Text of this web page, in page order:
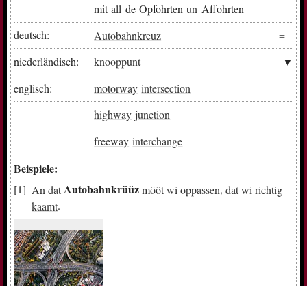
mit all de Opfohrtenun Affohrten
deutsch:
Autobahnkreuz
niederländisch:
knooppunt
englisch:
motorway intersection
highway junction
freeway interchange
Beispiele:
An datAutobahnkrüüzmöötwi oppassen, datwi richtig
kaamt.